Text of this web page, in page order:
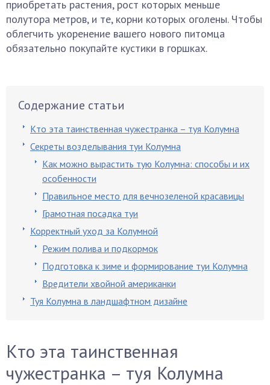
приобретать растения, рост которых меньше
полутора метров, и те, корни которых оголены. Чтобы
облегчить укоренение вашего нового питомца
обязательно покупайте кустики в горшках.
Содержание статьи
Кто эта таинственная чужестранка – туя Колумна
Секреты возделывания туи Колумна
Как можно вырастить тую Колумна: способы и их
особенности
Правильное место для вечнозеленой красавицы
Грамотная посадка туи
Корректный уход за Колумной
Режим полива и подкормок
Подготовка к зиме и формирование туи Колумна
Вредители хвойной американки
Туя Колумна в ландшафтном дизайне
Кто эта таинственная
чужестранка – туя Колумна